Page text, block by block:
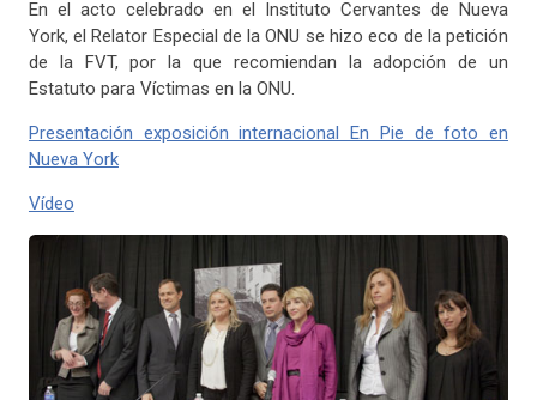
En el acto celebrado en el Instituto Cervantes de Nueva
York, el Relator Especial de la ONU se hizo eco de la petición
de la FVT, por la que recomiendan la adopción de un
Estatuto para Víctimas en la ONU.
Presentación exposición internacional En Pie de foto en
Nueva York
Vídeo